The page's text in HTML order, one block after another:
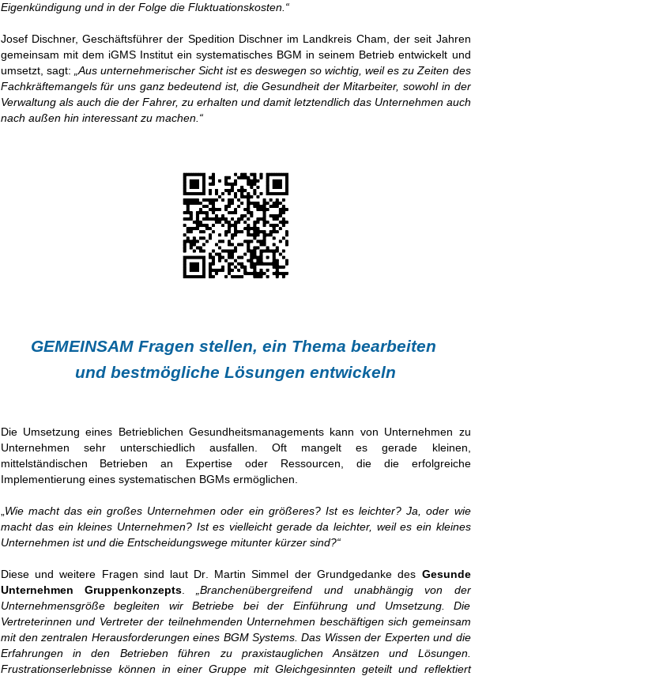
Eigenkündigung und in der Folge die Fluktuationskosten.“
Josef Dischner, Geschäftsführer der Spedition Dischner im Landkreis Cham, der seit Jahren
gemeinsam mit dem iGMS Institut ein systematisches BGM in seinem Betrieb entwickelt und
umsetzt, sagt:
„Aus unternehmerischer Sicht ist es deswegen so wichtig, weil es zu Zeiten des
Fachkräftemangels für uns ganz bedeutend ist, die Gesundheit der Mitarbeiter, sowohl in der
Verwaltung als auch die der Fahrer, zu erhalten und damit letztendlich das Unternehmen auch
nach außen hin interessant zu machen.“
GEMEINSAM Fragen stellen, ein Thema bearbeiten
und bestmögliche Lösungen entwickeln
Die Umsetzung eines Betrieblichen Gesundheitsmanagements kann von Unternehmen zu
Unternehmen sehr unterschiedlich ausfallen. Oft mangelt es gerade kleinen,
mittelständischen Betrieben an Expertise oder Ressourcen, die die erfolgreiche
Implementierung eines systematischen BGMs ermöglichen.
Wie macht das ein großes Unternehmen oder ein größeres? Ist es leichter? Ja, oder wie
macht das ein kleines Unternehmen? Ist es vielleicht gerade da leichter, weil es ein kleines
Unternehmen ist und die Entscheidungswege mitunter kürzer sind?“
Diese und weitere Fragen sind laut Dr. Martin Simmel der Grundgedanke des Gesunde
Unternehmen Gruppenkonzepts.
„Branchenübergreifend und unabhängig von der
Unternehmensgröße begleiten wir Betriebe bei der Einführung und Umsetzung. Die
Vertreterinnen und Vertreter der teilnehmenden Unternehmen beschäftigen sich gemeinsam
mit den zentralen Herausforderungen eines BGM Systems. Das Wissen der Experten und die
Erfahrungen in den Betrieben führen zu praxistauglichen Ansätzen und Lösungen.
Frustrationserlebnisse können in einer Gruppe mit Gleichgesinnten geteilt und reflektiert